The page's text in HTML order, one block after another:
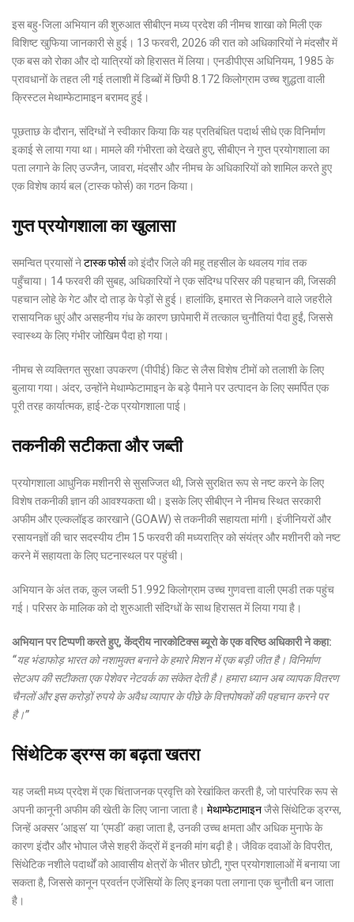
इस बहु-जिला अभियान की शुरुआत सीबीएन मध्य प्रदेश की नीमच शाखा को मिली एक
विशिष्ट खुफिया जानकारी से हुई। 13 फरवरी, 2026 की रात को अधिकारियों ने मंदसौर में
एक बस को रोका और दो यात्रियों को हिरासत में लिया। एनडीपीएस अधिनियम, 1985 के
प्रावधानों के तहत ली गई तलाशी में डिब्बों में छिपी 8.172 किलोग्राम उच्च शुद्धता वाली
क्रिस्टल मेथाम्फेटामाइन बरामद हुई।
पूछताछ के दौरान, संदिग्धों ने स्वीकार किया कि यह प्रतिबंधित पदार्थ सीधे एक विनिर्माण
इकाई से लाया गया था। मामले की गंभीरता को देखते हुए, सीबीएन ने गुप्त प्रयोगशाला का
पता लगाने के लिए उज्जैन, जावरा, मंदसौर और नीमच के अधिकारियों को शामिल करते हुए
एक विशेष कार्य बल (टास्क फोर्स) का गठन किया।
गुप्त प्रयोगशाला का खुलासा
समन्वित प्रयासों नेटास्क फोर्सको इंदौर जिले की महू तहसील के थवलय गांव तक
पहुँचाया। 14 फरवरी की सुबह, अधिकारियों ने एक संदिग्ध परिसर की पहचान की, जिसकी
पहचान लोहे के गेट और दो ताड़ के पेड़ों से हुई। हालांकि, इमारत से निकलने वाले जहरीले
रासायनिक धुएं और असहनीय गंध के कारण छापेमारी में तत्काल चुनौतियां पैदा हुईं, जिससे
स्वास्थ्य के लिए गंभीर जोखिम पैदा हो गया।
नीमच से व्यक्तिगत सुरक्षा उपकरण (पीपीई) किट से लैस विशेष टीमों को तलाशी के लिए
बुलाया गया। अंदर, उन्होंने मेथाम्फेटामाइन के बड़े पैमाने पर उत्पादन के लिए समर्पित एक
पूरी तरह कार्यात्मक, हाई-टेक प्रयोगशाला पाई।
तकनीकी सटीकता और जब्ती
प्रयोगशाला आधुनिक मशीनरी से सुसज्जित थी, जिसे सुरक्षित रूप से नष्ट करने के लिए
विशेष तकनीकी ज्ञान की आवश्यकता थी। इसके लिए सीबीएन ने नीमच स्थित सरकारी
अफीम और एल्कलॉइड कारखाने (GOAW) से तकनीकी सहायता मांगी। इंजीनियरों और
रसायनज्ञों की चार सदस्यीय टीम 15 फरवरी की मध्यरात्रि को संयंत्र और मशीनरी को नष्ट
करने में सहायता के लिए घटनास्थल पर पहुंची।
अभियान के अंत तक, कुल जब्ती 51.992 किलोग्राम उच्च गुणवत्ता वाली एमडी तक पहुंच
गई। परिसर के मालिक को दो शुरुआती संदिग्धों के साथ हिरासत में लिया गया है।
अभियान पर टिप्पणी करते हुए, केंद्रीय नारकोटिक्स ब्यूरो के एक वरिष्ठ अधिकारी ने कहा:
“यह भंडाफोड़ भारत को नशामुक्त बनाने के हमारे मिशन में एक बड़ी जीत है। विनिर्माण
सेटअप की सटीकता एक पेशेवर नेटवर्क का संकेत देती है। हमारा ध्यान अब व्यापक वितरण
चैनलों और इस करोड़ों रुपये के अवैध व्यापार के पीछे के वित्तपोषकों की पहचान करने पर
है।”
सिंथेटिक ड्रग्स का बढ़ता खतरा
यह जब्ती मध्य प्रदेश में एक चिंताजनक प्रवृत्ति को रेखांकित करती है, जो पारंपरिक रूप से
अपनी कानूनी अफीम की खेती के लिए जाना जाता है। मेथाम्फेटामाइनजैसे सिंथेटिक ड्रग्स,
जिन्हें अक्सर ‘आइस’ या ‘एमडी’ कहा जाता है, उनकी उच्च क्षमता और अधिक मुनाफे के
कारण इंदौर और भोपाल जैसे शहरी केंद्रों में इनकी मांग बढ़ी है। जैविक दवाओं के विपरीत,
सिंथेटिक नशीले पदार्थों को आवासीय क्षेत्रों के भीतर छोटी, गुप्त प्रयोगशालाओं में बनाया जा
सकता है, जिससे कानून प्रवर्तन एजेंसियों के लिए इनका पता लगाना एक चुनौती बन जाता
है।